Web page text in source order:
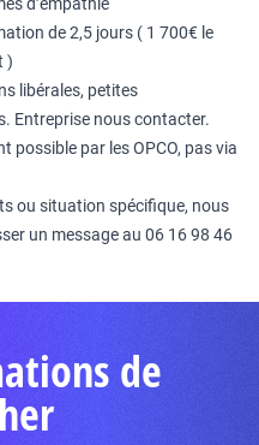
de 2,5 jours ( 1 700€ le
)
libérales, petites
Entreprise nous contacter.
possible par les OPCO, pas via
ou situation spécifique, nous
un message au 06 16 98 46
de